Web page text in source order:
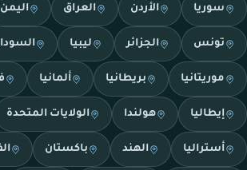
سوريا الأردن العراق اليمن
تونس الجزائر ليبيا
موريتانيا بريطانيا ألمانيا
إيطاليا هولندا الولايات المتحدة
أستراليا الهند باكستان